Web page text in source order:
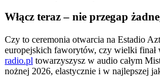
Włącz teraz – nie przegap
Czy to ceremonia otwarcia na Estadio
europejskich faworytów, czy wielki
radio.pl towarzyszysz w audio całym
nożnej 2026, elastycznie i w najlepszej